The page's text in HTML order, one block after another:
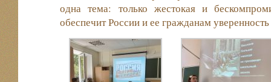
одна тема: только жестокая и
обеспечит России и ее гражданам